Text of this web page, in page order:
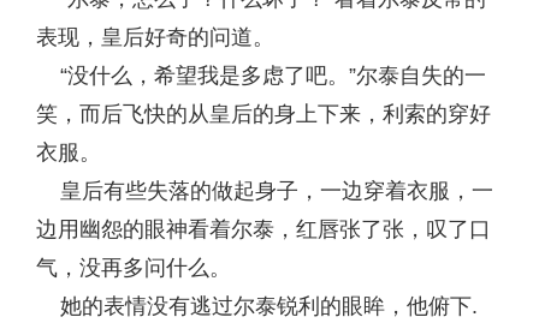
表现，皇后好奇的问道。
“没什么，希望我是多虑了吧。”尔泰自失的一
笑，而后飞快的从皇后的身上下来，利索的穿好
衣服。
皇后有些失落的做起身子，一边穿着衣服，一
边用幽怨的眼神看着尔泰，红唇张了张，叹了口
气，没再多问什么。
她的表情没有逃过尔泰锐利的眼眸，他俯下.